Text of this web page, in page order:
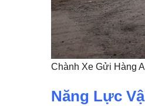
Chành Xe Gửi Hàng
Năng Lực